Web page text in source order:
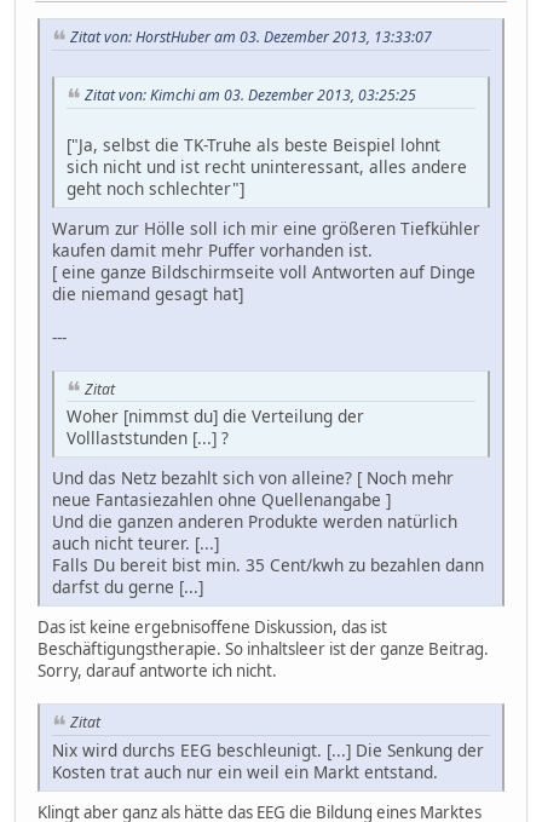
Zitat von: HorstHuber am 03. Dezember 2013, 13:33:07
Zitat von: Kimchi am 03. Dezember 2013, 03:25:25
["Ja, selbst die TK-Truhe als beste Beispiel lohnt
sich nicht und ist recht uninteressant, alles andere
geht noch schlechter"]
Warum zur Hölle soll ich mir eine größeren Tiefkühler
kaufen damit mehr Puffer vorhanden ist.
[ eine ganze Bildschirmseite voll Antworten auf Dinge
die niemand gesagt hat]
---
Zitat
Woher [nimmst du] die Verteilung der
Volllaststunden [...] ?
Und das Netz bezahlt sich von alleine? [ Noch mehr
neue Fantasiezahlen ohne Quellenangabe ]
Und die ganzen anderen Produkte werden natürlich
auch nicht teurer. [...]
Falls Du bereit bist min. 35 Cent/kwh zu bezahlen dann
darfst du gerne [...]
Das ist keine ergebnisoffene Diskussion, das ist
Beschäftigungstherapie. So inhaltsleer ist der ganze Beitrag.
Sorry, darauf antworte ich nicht.
Zitat
Nix wird durchs EEG beschleunigt. [...] Die Senkung der
Kosten trat auch nur ein weil ein Markt entstand.
Klingt aber ganz als hätte das EEG die Bildung eines Marktes